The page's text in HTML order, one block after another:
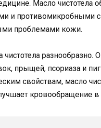
Масло чистотела
и противомикробными
проблемами кожи.
разнообразно.
прыщей, псориаза и
свойствам, масло
кровообращение